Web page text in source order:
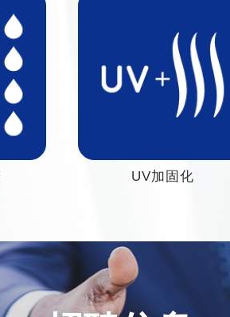
UV加固化